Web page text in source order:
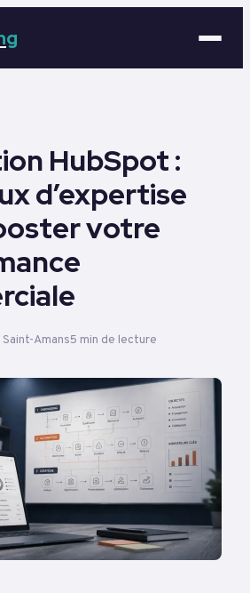
HubSpot :
d’expertise
votre
Amans5 min de lecture